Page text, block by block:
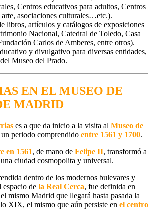
Centros educativos para adultos, Centros
arte, asociaciones culturales…etc.).
libros, artículos y catálogos de exposiciones
Nacional, Catedral de Toledo, Casa
Carlos de Amberes, entre otros).
y divulgativo para diversas entidades,
Museo del Prado.
EN EL MUSEO DE
MADRID
es a que da inicio a la visita al Museo de
un periodo comprendido entre 1561 y 1700.
en 1561, de mano de Felipe II, transformó a
ciudad cosmopolita y universal.
dentro de los modernos bulevares y
espacio de la Real Cerca, fue definida en
mismo Madrid que llegará hasta pasada la
XIX, el mismo que aún persiste en el centro